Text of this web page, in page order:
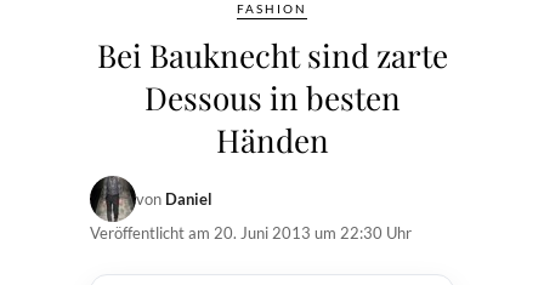
FASHION
Bei Bauknecht sind zarte
Dessous in besten
Händen
von Daniel
Veröffentlicht am 20. Juni 2013 um 22:30 Uhr